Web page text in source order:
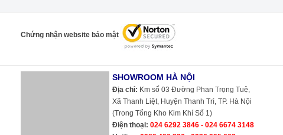
Chứng nhận website bảo mật
SHOWROOM HÀ NỘI
Địa chỉ: Km số 03 Đường Phan Trọng Tuệ,
Xã Thanh Liệt, Huyện Thanh Trì, TP. Hà Nội
(Trong Tổng Kho Kim Khí Số 1)
Điện thoại: 024 6292 3846 - 024 6674 3148